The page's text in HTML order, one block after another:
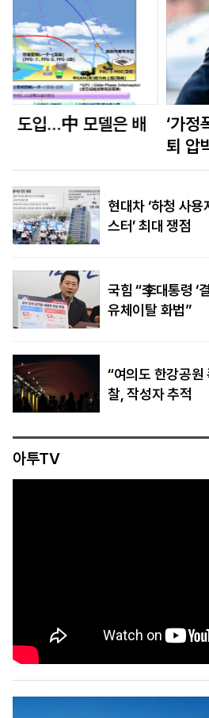
‘가정폭력 의혹’ 美공화당
현대차 ‘하청 사
스터’ 최대 쟁점
국힘 “李대통령 ‘
유체이탈 화법”
“여의도 한강공
찰, 작성자 추적
아투TV